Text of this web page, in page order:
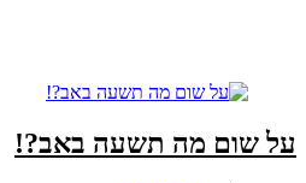
על שום מה תשעה באב?!